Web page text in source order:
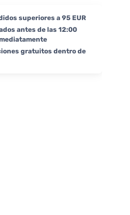
superiores a 95 EUR
antes de las 12:00
gratuitos dentro de